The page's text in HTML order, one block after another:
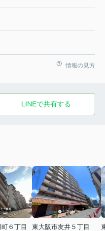
情報の見方
LINEで共有する
６丁目
東大阪市友井５丁目